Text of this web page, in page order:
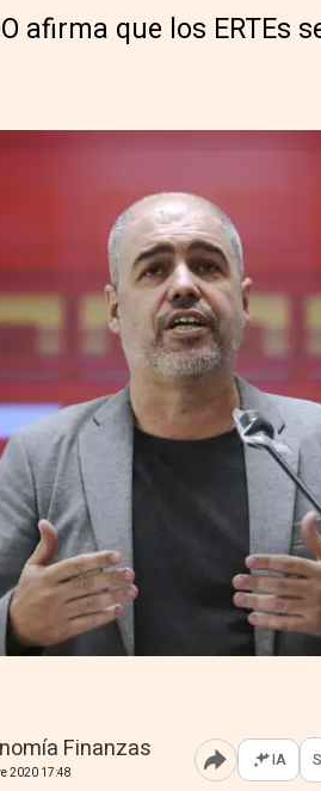
afirma que los
Finanzas
2020 17:48 Abrir IA